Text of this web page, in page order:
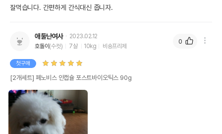
잘먹습니다. 간편하게 간식대신 줍니자.
애둘난여사
2023.02.12
호돌이 (수컷) 7살 10kg 비숑프리제
첫구매
[2개세트] 페노비스 인캡슐 포스트바이오틱스 90g
0